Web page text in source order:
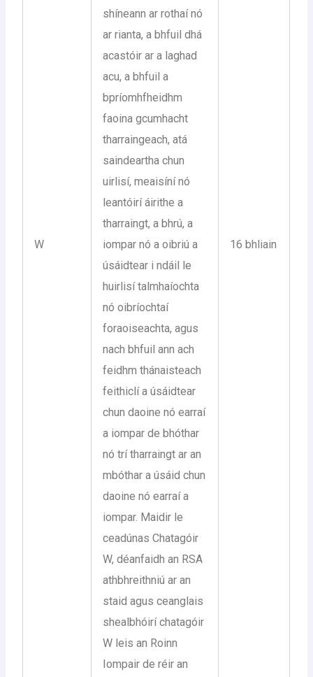
W
shíneann ar rothaí nó
ar rianta, a bhfuil dhá
acastóir ar a laghad
acu, a bhfuil a
bpríomhfheidhm
faoina gcumhacht
tharraingeach, atá
saindeartha chun
uirlisí, meaisíní nó
leantóirí áirithe a
tharraingt, a bhrú, a
iompar nó a oibriú a
úsáidtear i ndáil le
huirlisí talmhaíochta
nó oibríochtaí
foraoiseachta, agus
nach bhfuil ann ach
feidhm thánaisteach
feithiclí a úsáidtear
chun daoine nó earraí
a iompar de bhóthar
nó trí tharraingt ar an
mbóthar a úsáid chun
daoine nó earraí a
iompar. Maidir le
ceadúnas Chatagóir
W, déanfaidh an RSA
athbhreithniú ar an
staid agus ceanglais
shealbhóirí chatagóir
W leis an Roinn
Iompair de réir an
16 bhliain